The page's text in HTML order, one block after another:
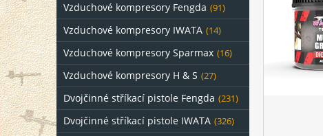
Vzduchové kompresory Fengda (91)
Vzduchové kompresory IWATA (14)
Vzduchové kompresory Sparmax (16)
Vzduchové kompresory H & S (27)
Dvojčinné stříkací pistole Fengda (231)
Dvojčinné stříkací pistole IWATA (326)